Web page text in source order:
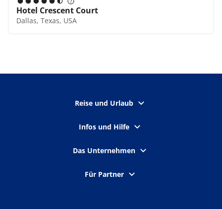
Hotel Crescent Court
Dallas, Texas, USA
Reise und Urlaub
Infos und Hilfe
Das Unternehmen
Für Partner